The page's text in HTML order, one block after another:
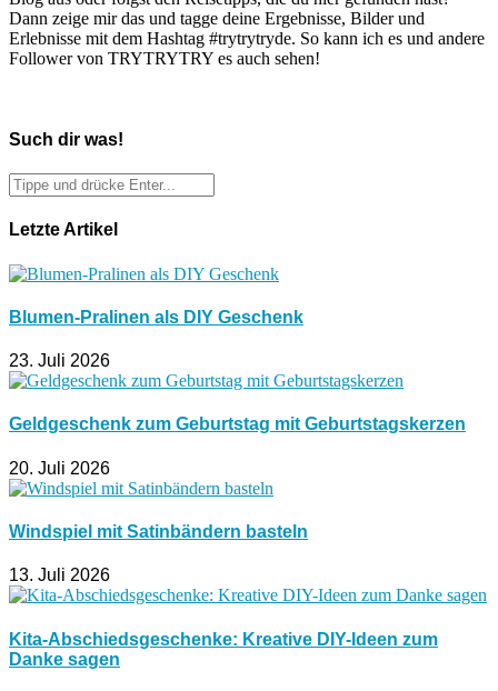
Dann zeige mir das und tagge deine Ergebnisse, Bilder und
Erlebnisse mit dem Hashtag #trytrytryde. So kann ich es und andere
Follower von TRYTRYTRY es auch sehen!
Such dir was!
Letzte Artikel
Blumen-Pralinen als DIY Geschenk
23. Juli 2026
Geldgeschenk zum Geburtstag mit Geburtstagskerzen
20. Juli 2026
Windspiel mit Satinbändern basteln
13. Juli 2026
Kita-Abschiedsgeschenke: Kreative DIY-Ideen zum
Danke sagen